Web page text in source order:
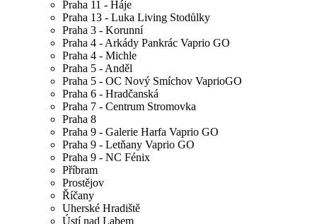
Praha 11 - Háje
Praha 13 - Luka Living Stodůlky
Praha 3 - Korunní
Praha 4 - Arkády Pankrác Vaprio GO
Praha 4 - Michle
Praha 5 - Anděl
Praha 5 - OC Nový Smíchov VaprioGO
Praha 6 - Hradčanská
Praha 7 - Centrum Stromovka
Praha 8
Praha 9 - Galerie Harfa Vaprio GO
Praha 9 - Letňany Vaprio GO
Praha 9 - NC Fénix
Příbram
Prostějov
Říčany
Uherské Hradiště
Ústí nad Labem